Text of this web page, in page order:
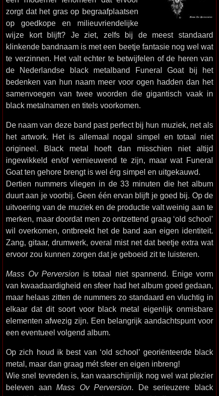
zorgt dat het gras op begraafplaatsen
op goedkope en milieuvriendelijke
wijze kort blijft? Je ziet, zelfs bij de meest standaard
klinkende bandnaam is met een beetje fantasie nog wel wat
te verzinnen. Het valt echter te betwijfelen of de heren van
de Nederlandse black metalband Funeral Goat bij het
bedenken van hun naam meer voor ogen hadden dan het
samenvoegen van twee woorden die gigantisch vaak in
black metalnamen en titels voorkomen.
De naam van deze band past perfect bij hun muziek, net als
het artwork. Het is allemaal nogal simpel en totaal niet
origineel. Black metal hoeft dan misschien niet altijd
ingewikkeld en/of vernieuwend te zijn, maar wat Funeral
Goat ten gehore brengt is wel érg simpel en uitgekauwd.
Dertien nummers vliegen in de 33 minuten die het album
duurt aan je voorbij. Geen één ervan blijft je goed bij. Op de
uitvoering van de muziek en de productie valt weinig aan te
merken, maar doordat men zo ontzettend graag ‘old school’
wil overkomen, ontbreekt het de band aan eigen identiteit.
Zang, gitaar, drumwerk, overal mist net dat beetje extra wat
ervoor zou kunnen zorgen dat je geboeid zit te luisteren.
Mass Ov Perversion is totaal niet spannend. Enige vorm
van kwaadaardigheid en sfeer had het album goed gedaan,
maar helaas zitten de nummers zo standaard en vluchtig in
elkaar dat dit soort voor black metal eigenlijk onmisbare
elementen afwezig zijn. Een belangrijk aandachtspunt voor
een eventueel volgend album.
Op zich houd ik best van ‘old school’ georiënteerde black
metal, maar dan graag mét sfeer en eigen inbreng!
Wie snel tevreden is, kan waarschijnlijk nog wel wat plezier
beleven aanMass Ov Perversion. De serieuzere black